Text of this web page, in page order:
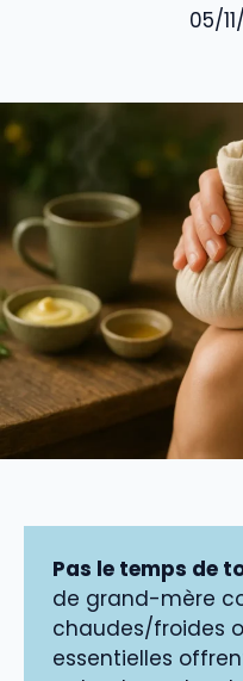
05/
Pas le temps de
de grand-mère
chaudes/froides
essentielles